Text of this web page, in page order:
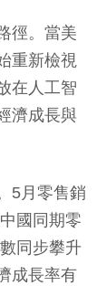
徑。當美
重新檢視
在人工智
濟成長與
5月零售銷
國同期零
同步攀升
成長率有